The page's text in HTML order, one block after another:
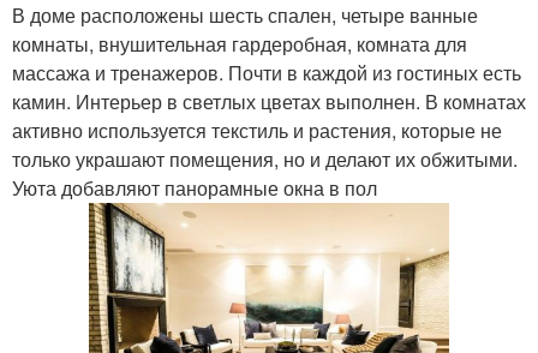
В доме расположены шесть спален, четыре ванные
комнаты, внушительная гардеробная, комната для
массажа и тренажеров. Почти в каждой из гостиных есть
камин. Интерьер в светлых цветах выполнен. В комнатах
активно используется текстиль и растения, которые не
только украшают помещения, но и делают их обжитыми.
Уюта добавляют панорамные окна в пол